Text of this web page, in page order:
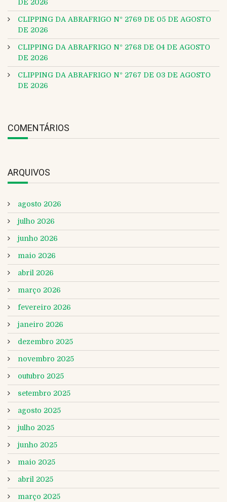
DE 2026
CLIPPING DA ABRAFRIGO Nº 2769 DE 05 DE AGOSTO
DE 2026
CLIPPING DA ABRAFRIGO Nº 2768 DE 04 DE AGOSTO
DE 2026
CLIPPING DA ABRAFRIGO Nº 2767 DE 03 DE AGOSTO
DE 2026
COMENTÁRIOS
ARQUIVOS
agosto 2026
julho 2026
junho 2026
maio 2026
abril 2026
março 2026
fevereiro 2026
janeiro 2026
dezembro 2025
novembro 2025
outubro 2025
setembro 2025
agosto 2025
julho 2025
junho 2025
maio 2025
abril 2025
março 2025